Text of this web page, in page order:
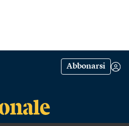
Abbonarsi